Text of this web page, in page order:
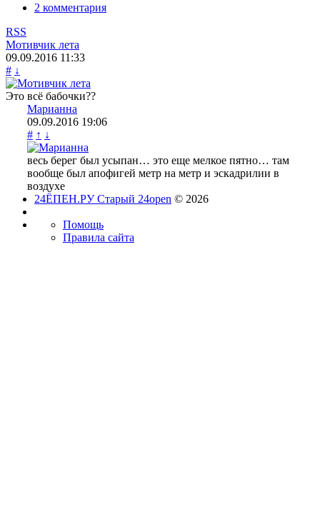
2 комментария
RSS
Мотивчик лета
09.09.2016 11:33
# ↓
Это всё бабочки??
Марианна
09.09.2016 19:06
# ↑ ↓
весь берег был усыпан… это еще мелкое пятно… там
вообще был апофигей метр на метр и эскадрилии в
воздухе
24ЁПЕН.РУ Старый 24open © 2026
Помощь
Правила сайта